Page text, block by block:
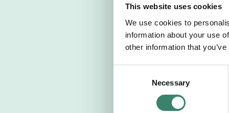
This website uses cookies
We use cookies to
information about your use
other information that
Necessary